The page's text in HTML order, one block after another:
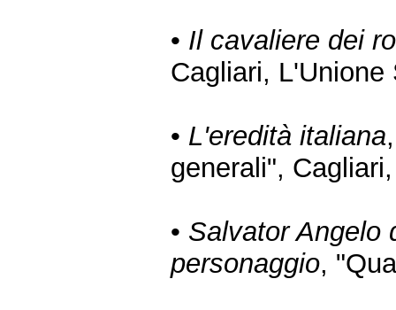
• Il cavaliere dei
Cagliari, L'Unione
• L'eredità italiana
generali",
• Salvator Angelo
personaggio,